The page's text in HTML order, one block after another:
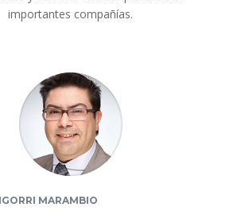
importantes compañías.
MARAMBIO